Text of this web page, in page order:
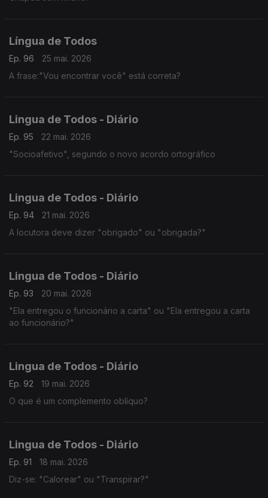
Língua de Todos
Ep. 96
25 mai. 2026
A frase:"Vou encontrar você" está correta?
Lingua de Todos - Diário
Ep. 95
22 mai. 2026
"Socioafetivo", segundo o novo acordo ortográfico
Lingua de Todos - Diário
Ep. 94
21 mai. 2026
A locutora deve dizer "obrigado" ou "obrigada?"
Lingua de Todos - Diário
Ep. 93
20 mai. 2026
"Ela entregou o funcionário a carta" ou "Ela entregou a carta
ao funcionário?"
Lingua de Todos - Diário
Ep. 92
19 mai. 2026
O que é um complemento oblíquo?
Lingua de Todos - Diário
Ep. 91
18 mai. 2026
Diz-se: "Calorear" ou "Transpirar?"